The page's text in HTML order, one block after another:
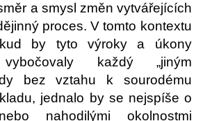
a smysl změn vytvářejících
proces. V tomto kontextu
by tyto výroky a úkony
vybočovaly každý „jiným
bez vztahu k sourodému
jednalo by se nejspíše o
nahodilými okolnostmi